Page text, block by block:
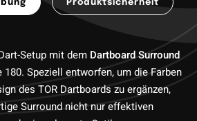
Produktsicherheit
Setup mit dem Dartboard Surround
180. Speziell entworfen, um die Farben
des TOR Dartboards zu ergänzen,
Surround nicht nur effektiven